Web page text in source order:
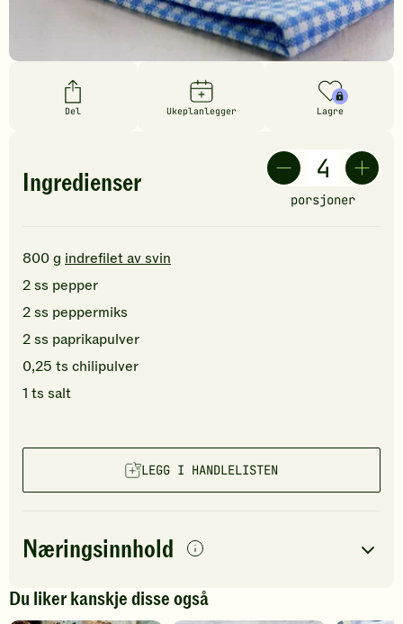
Del Ukeplanlegger Lagre
Ingredienser
porsjoner
800g indrefilet av svin
2ss pepper
2ss peppermiks
2ss paprikapulver
0,25 ts chilipulver
1 ts salt
LEGG I HANDLELISTEN
Næringsinnhold
per porsjon
Navn på
Du liker kanskje disse også